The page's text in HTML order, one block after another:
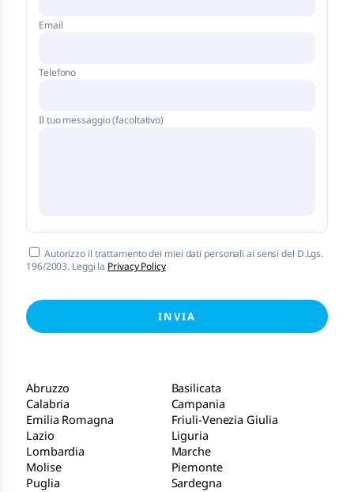
Email
Telefono
Il tuo messaggio (facoltativo)
Autorizzo il trattamento dei miei dati personali ai sensi del D.Lgs.
196/2003. Leggi la Privacy Policy
Abruzzo
Basilicata
Calabria
Campania
Emilia Romagna
Friuli-Venezia Giulia
Lazio
Liguria
Lombardia
Marche
Molise
Piemonte
Puglia
Sardegna